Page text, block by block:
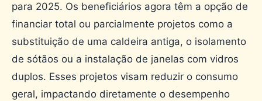
para 2025. Os beneficiários agora têm a opção de
financiar total ou parcialmente projetos como a
substituição de uma caldeira antiga, o isolamento
de sótãos ou a instalação de janelas com vidros
duplos. Esses projetos visam reduzir o consumo
geral, impactando diretamente o desempenho